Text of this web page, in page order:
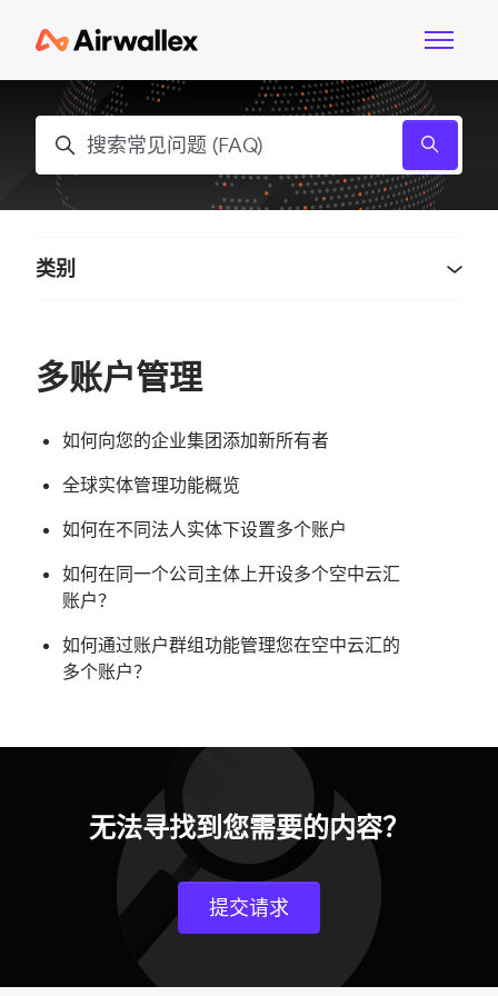
切换导
搜索
多账户管理
如何向您的企业集团添加新所有者
全球实体管理功能概览
如何在不同法人实体下设置多个账户
如何在同一个公司主体上开设多个空中云汇
账户？
如何通过账户群组功能管理您在空中云汇的
多个账户？
类别
无法寻找到您需要的内容？
提交请求